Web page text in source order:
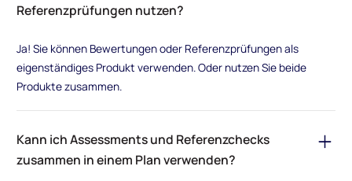
Referenzprüfungen nutzen?
Ja! Sie können Bewertungen oder Referenzprüfungen als
eigenständiges Produkt verwenden. Oder nutzen Sie beide
Produkte zusammen.
Kann ich Assessments und Referenzchecks
zusammen in einem Plan verwenden?